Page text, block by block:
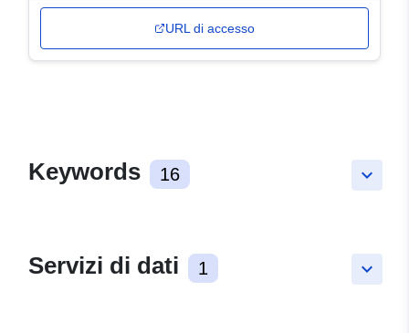
URL di accesso
keyboard_arrow_down
Keywords 16
keyboard_arrow_down
Servizi di dati 1